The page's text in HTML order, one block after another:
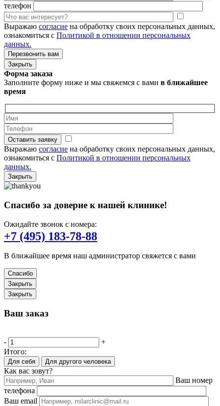
телефон
Выражаю согласие на обработку своих персональных данных,
ознакомиться с Политикой в отношении персональных
данных.
Закрыть
Форма заказа
Заполните форму ниже и мы свяжемся с вами в ближайшее
время
Оставить заявку
Выражаю согласие на обработку своих персональных данных,
ознакомиться с Политикой в отношении персональных
данных.
Закрыть
Спасибо за доверие к нашей клинике!
Ожидайте звонок с номера:
+7 (495) 183-78-88
В ближайшее время наш администратор свяжется с вами
Спасибо
Закрыть
Закрыть
Ваш заказ
-
+
Итого:
Для себя Для другого человека
Как вас зовут?
Ваш номер
телефона
Ваш email